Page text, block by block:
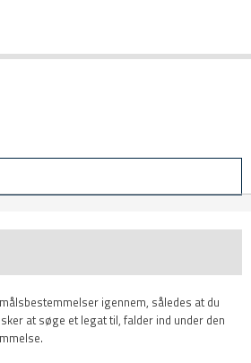
igennem, således at du
at søge et legat til, falder ind under den